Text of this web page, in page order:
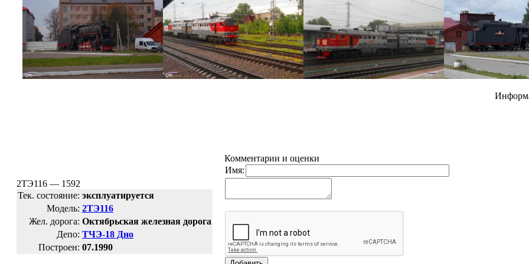
2ТЭ116 — 1592
Тек. состояние: эксплуатируется
Модель: 2ТЭ116
Жел. дорога: Октябрьская железная дорога
Депо: ТЧЭ-18 Дно
Построен: 07.1990
Комментарии и оценки
Имя: